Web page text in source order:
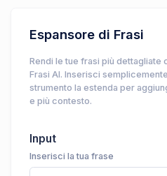
Espansore di Frasi
Rendi le tue frasi più dettagliate
Frasi AI. Inserisci
strumento la estenda per
e più contesto.
Input
Inserisci la tua frase